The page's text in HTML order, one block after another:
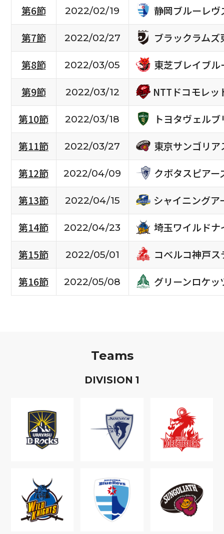
第6節
2022/02/19
静岡ブルーレヴ
第7節
2022/02/27
ブラックラムズ
第8節
2022/03/05
東芝ブレイブ
第9節
2022/03/12
NTTドコモレッ
第10節
2022/03/18
トヨタヴェル
第11節
2022/03/27
東京サンゴリア
第12節
2022/04/09
クボタスピア
第13節
2022/04/15
シャイニング
第14節
2022/04/23
埼玉ワイルドナ
第15節
2022/05/01
コベルコ神戸
第16節
2022/05/08 グリーンロケッ
Teams
DIVISION 1